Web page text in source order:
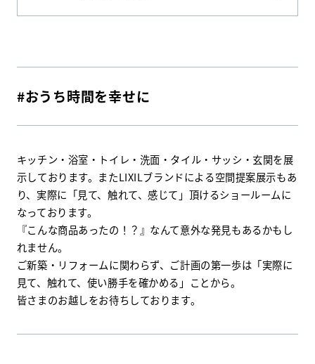
#おうち時間を幸せに
キッチン・浴室・トイレ・洗面・タイル・サッシ・玄関を展
示しております。またLIXILブランドによる空間提案展示もあ
り、実際に「見て、触れて、感じて」頂けるショールームに
なっております。
『こんな商品あったの！？』なんて意外な発見もあるかもし
れません。
ご新築・リフォームに関わらず、ご計画の第一歩は「実際に
見て、触れて、使い勝手を確かめる」ことから。
皆さまのお越しをお待ちしております。